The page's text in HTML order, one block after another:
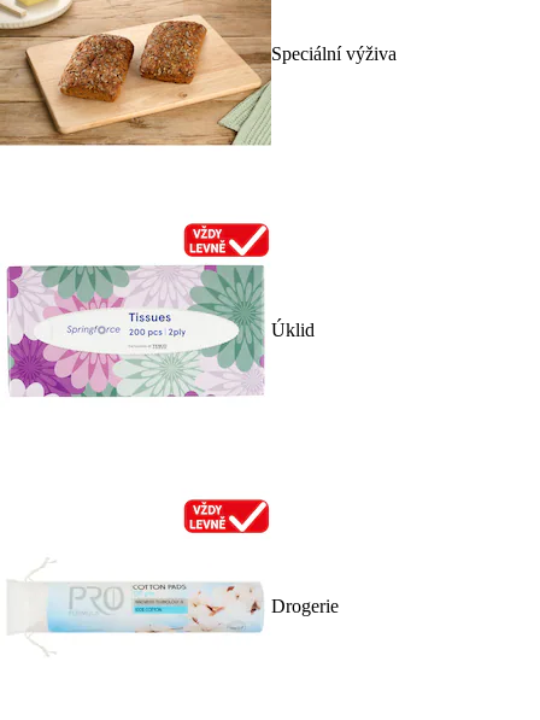
Speciální výživa
Úklid
Drogerie